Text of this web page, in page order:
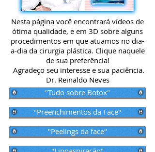
Nesta página você encontrará vídeos de
ótima qualidade, e em 3D sobre alguns
procedimentos em que atuamos no dia-
a-dia da cirurgia plástica. Clique naquele
de sua preferência!
Agradeço seu interesse e sua paciência.
Dr. Reinaldo Neves
"Tudo sobre Botox"
"Preenchimentos da Face"
"Peelings da face"